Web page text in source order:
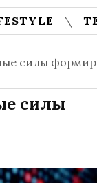
силы
силы